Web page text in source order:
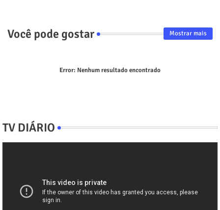
Você pode gostar Mostrar mais
Error: Nenhum resultado encontrado
TV DIÁRIO